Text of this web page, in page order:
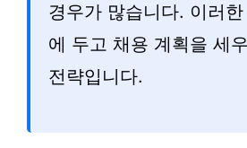
경우가 많습니다. 이러
에 두고 채용 계획을 세
전략입니다.